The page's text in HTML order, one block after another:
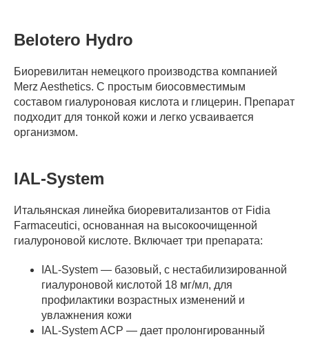
Belotero Hydro
Биоревилитан немецкого производства компанией
Merz Aesthetics. С простым биосовместимым
составом гиалуроновая кислота и глицерин. Препарат
подходит для тонкой кожи и легко усваивается
организмом.
IAL-System
Итальянская линейка биоревитализантов от Fidia
Farmaceutici, основанная на высокоочищенной
гиалуроновой кислоте. Включает три препарата:
IAL-System — базовый, с нестабилизированной
гиалуроновой кислотой 18 мг/мл, для
профилактики возрастных изменений и
увлажнения кожи
IAL-System ACP — дает пролонгированный